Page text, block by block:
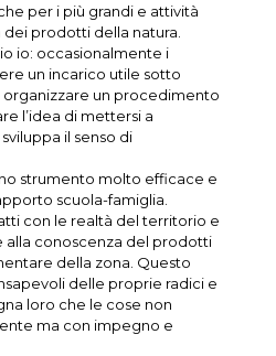
per i più grandi e attività
prodotti della natura.
io: occasionalmente i
un incarico utile sotto
organizzare un procedimento
l’idea di mettersi a
il senso di
strumento molto efficace e
scuola-famiglia.
con le realtà del territorio e
conoscenza del prodotti
della zona. Questo
delle proprie radici e
loro che le cose non
ma con impegno e